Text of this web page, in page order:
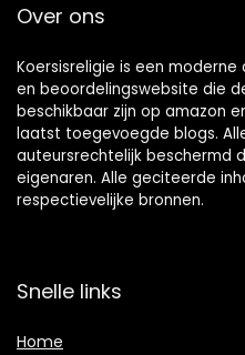
Over ons
Koersisreligie is een
en beoordelingswebsite die
beschikbaar zijn op amazon
laatst toegevoegde blogs.
auteursrechtelijk beschermd
eigenaren. Alle geciteerde
respectievelijke bronnen.
Snelle links
Home